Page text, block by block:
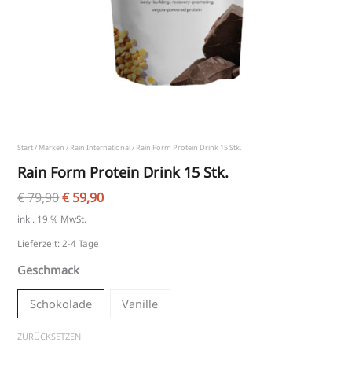
Start/ Marken / Rain International/ Rain Form Protein Drink 15 Stk.
Rain Form Protein Drink 15 Stk.
€79,90€59,90
inkl. 19 % MwSt.
Lieferzeit: 2-4 Tage
Geschmack
Schokolade Vanille
ZURÜCKSETZEN